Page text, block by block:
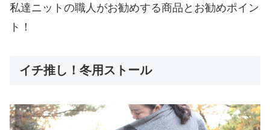
私達ニットの職人がお勧めする商品とお勧めポイン
ト！
イチ推し！冬用ストール